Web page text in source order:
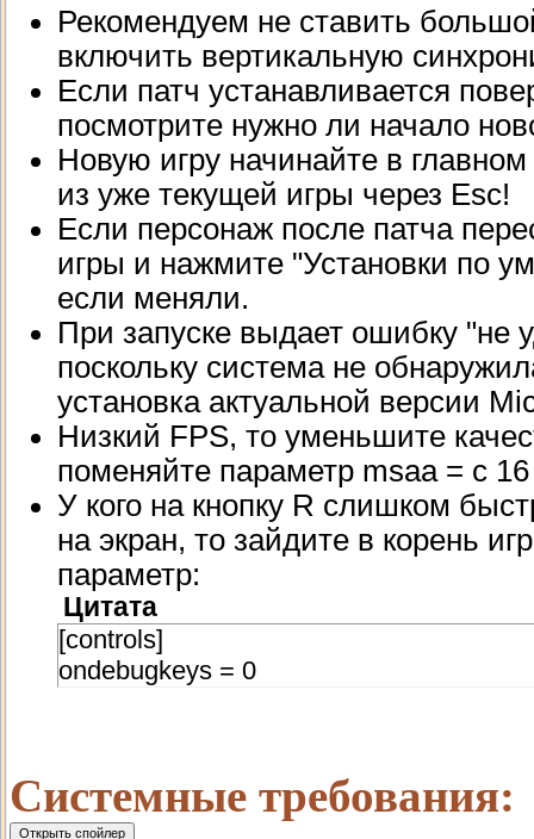
Рекомендуем не ставить
включить вертикальную
Если патч устанавливается
посмотрите нужно ли начало
Новую игру начинайте в
из уже текущей игры через Esc!
Если персонаж после патча
игры и нажмите "Установки по
если меняли.
При запуске выдает ошибку "не
поскольку система не
установка актуальной версии
Низкий FPS, то уменьшите
поменяйте параметр msaa = с
У кого на кнопку R слишком
на экран, то зайдите в корень
параметр:
Цитата
[controls]
ondebugkeys = 0
Системные требования: